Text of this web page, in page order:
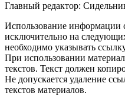
Главный редактор:
Использование информации
исключительно на
необходимо указывать
При использовании
текстов. Текст должен
Не допускается удаление
текстов материалов.